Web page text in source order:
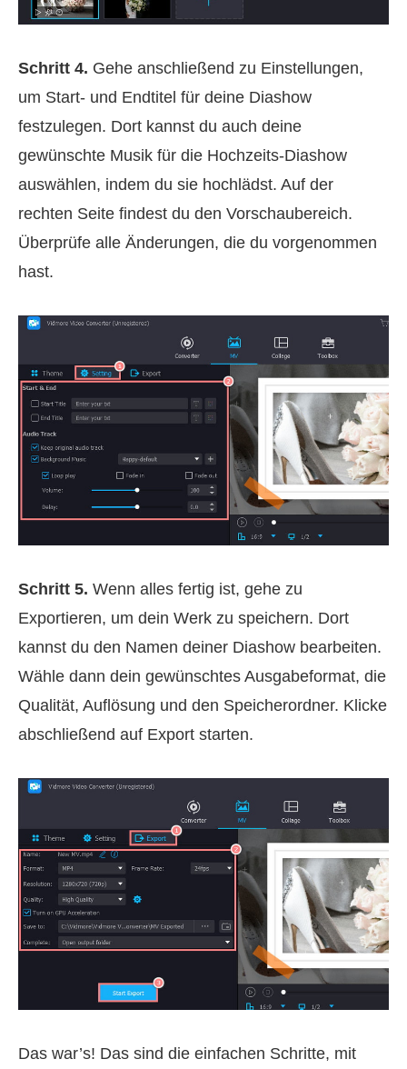
Schritt 4. Gehe anschließend zu Einstellungen,
um Start‑ und Endtitel für deine Diashow
festzulegen. Dort kannst du auch deine
gewünschte Musik für die Hochzeits‑Diashow
auswählen, indem du sie hochlädst. Auf der
rechten Seite findest du den Vorschaubereich.
Überprüfe alle Änderungen, die du vorgenommen
hast.
Schritt 5. Wenn alles fertig ist, gehe zu
Exportieren, um dein Werk zu speichern. Dort
kannst du den Namen deiner Diashow bearbeiten.
Wähle dann dein gewünschtes Ausgabeformat, die
Qualität, Auflösung und den Speicherordner. Klicke
abschließend auf Export starten.
Das war’s! Das sind die einfachen Schritte, mit